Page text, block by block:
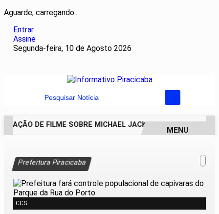
Aguarde, carregando...
Entrar
Assine
Segunda-feira, 10 de Agosto 2026
Pesquisar Notícia
DE FILME SOBRE MICHAEL JACKSON PODE
MENU
Prefeitura Piracicaba
CCS